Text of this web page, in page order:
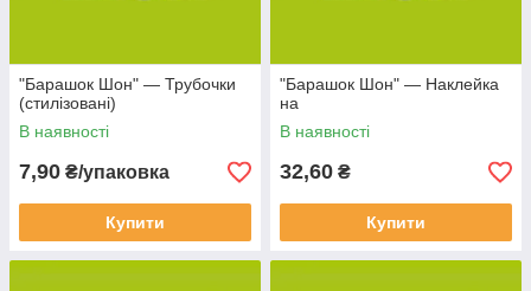
"Барашок Шон" — Трубочки
(стилізовані)
В наявності
7,90 ₴/упаковка
Купити
"Барашок Шон" — Наклейка
на
В наявності
32,60 ₴
Купити